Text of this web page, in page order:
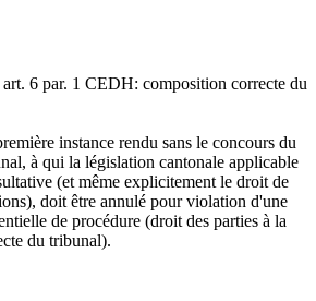
6 par. 1 CEDH: composition correcte du
instance rendu sans le concours du
à qui la législation cantonale applicable
(et même explicitement le droit de
doit être annulé pour violation d'une
de procédure (droit des parties à la
du tribunal).